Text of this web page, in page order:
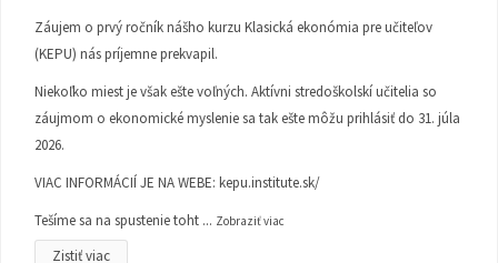
Záujem o prvý ročník nášho kurzu Klasická ekonómia pre učiteľov
(KEPU) nás príjemne prekvapil.
Niekoľko miest je však ešte voľných. Aktívni stredoškolskí učitelia so
záujmom o ekonomické myslenie sa tak ešte môžu prihlásiť do 31. júla
2026.
VIAC INFORMÁCIÍ JE NA WEBE: kepu.institute.sk/
Tešíme sa na spustenie toht ... Zobraziť viac
Zistiť viac